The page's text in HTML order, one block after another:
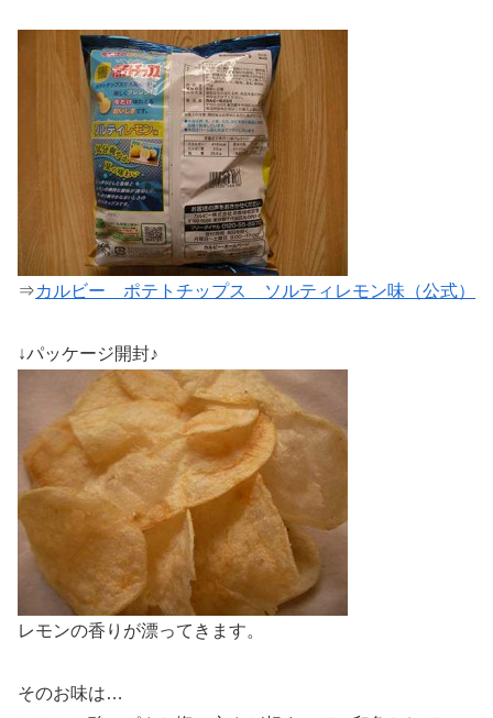
⇒カルビー ポテトチップス ソルティレモン味（公式）
↓パッケージ開封♪
レモンの香りが漂ってきます。
そのお味は…